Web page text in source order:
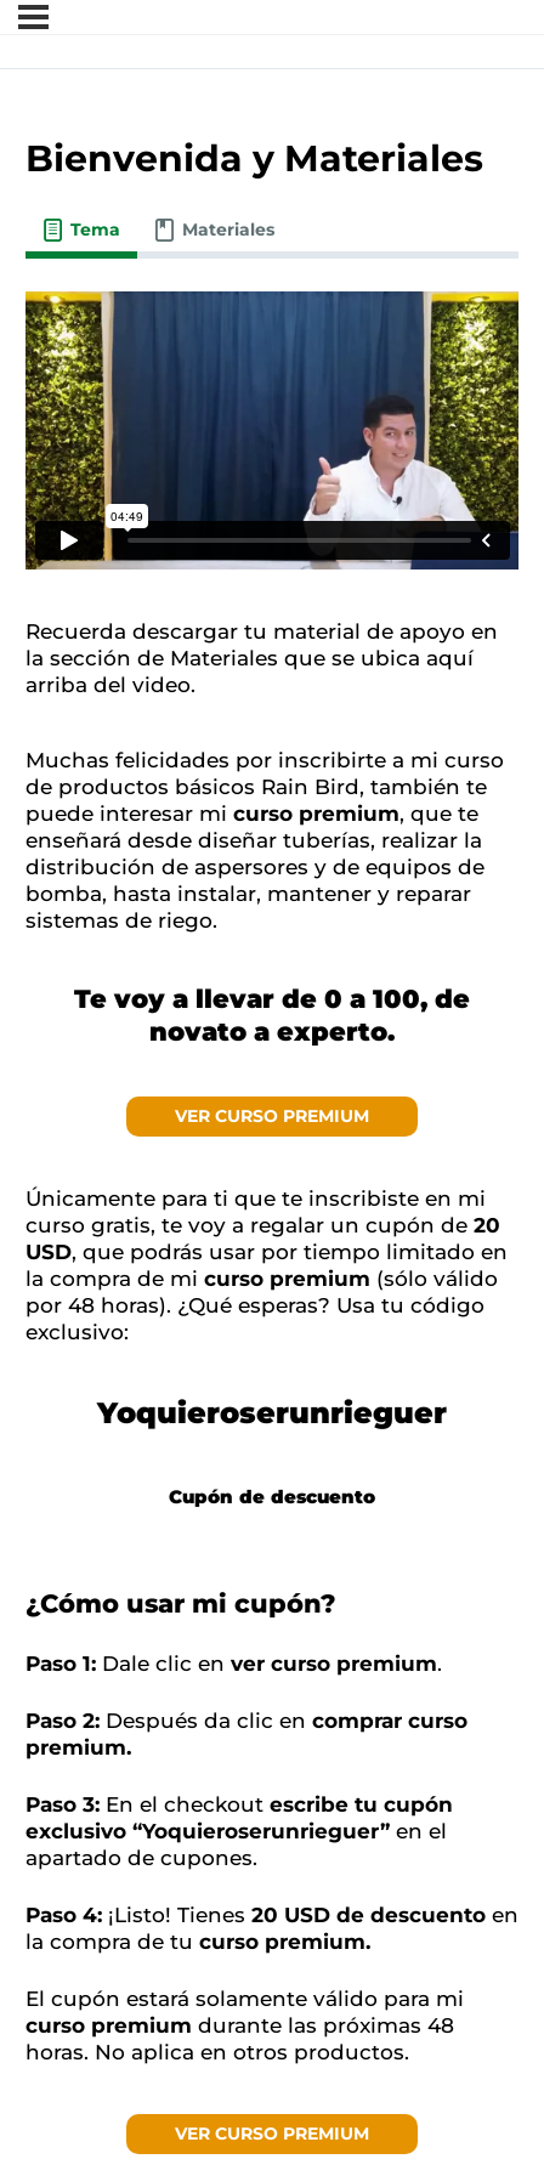
Bienvenida y Materiales
Tema Materiales
Recuerda descargar tu material de apoyo en
la sección de Materiales que se ubica aquí
arriba del video.
Muchas felicidades por inscribirte a mi curso
de productos básicos Rain Bird, también te
puede interesar mi curso premium, que te
enseñará desde diseñar tuberías, realizar la
distribución de aspersores y de equipos de
bomba, hasta instalar, mantener y reparar
sistemas de riego.
Te voy a llevar de 0 a 100, de
novato a experto.
VER CURSO PREMIUM
Únicamente para ti que te inscribiste en mi
curso gratis, te voy a regalar un cupón de 20
USD, que podrás usar por tiempo limitado en
la compra de mi curso premium (sólo válido
por 48 horas). ¿Qué esperas? Usa tu código
exclusivo:
Yoquieroserunrieguer
Cupón de descuento
¿Cómo usar mi cupón?
Paso 1: Dale clic en ver curso premium.
Paso 2: Después da clic en comprar curso
premium.
Paso 3: En el checkout escribe tu cupón
exclusivo “Yoquieroserunrieguer” en el
apartado de cupones.
Paso 4: ¡Listo! Tienes 20 USD de descuento en
la compra de tu curso premium.
El cupón estará solamente válido para mi
curso premium durante las próximas 48
horas. No aplica en otros productos.
VER CURSO PREMIUM